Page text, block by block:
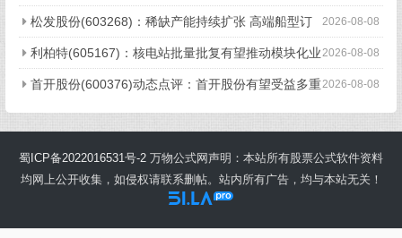
绩指引 2026-08-08
松发股份(603268)：稀缺产能持续扩张 高端船型订
单密集落地开启成长新阶段 2026-08-08
利柏特(605167)：核电站批量批复有望推动模块化业
务放量 股权激励彰显信心-模块化设备系列报告 2026-08-08
首开股份(600376)动态点评：首开股份有望受益多重
外部支持 对偿债压力不必悲观
蜀ICP备2022016531号-2 万物公式网声明：本站所有股票公式软件资料
均网上公开收集，如侵权请联系删帖。站内所有广告，均与本站无关！